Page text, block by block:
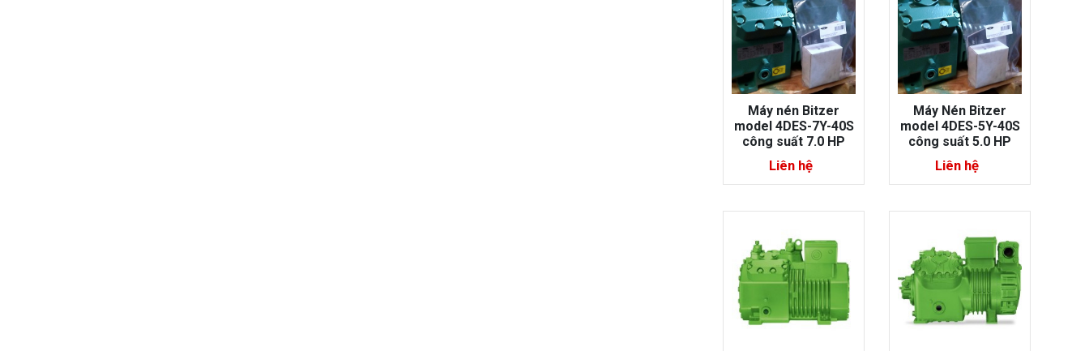
Máy nén Bitzer
model 4DES-7Y-40S
công suất 7.0 HP
Liên hệ
Máy Nén Bitzer
model 4DES-5Y-40S
công suất 5.0 HP
Liên hệ